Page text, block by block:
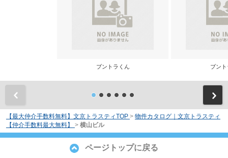
ブントラくん ブン
【最大仲介手数料無料】文京トラスティTOP > 物件カタログ｜文京トラスティ
【仲介手数料最大無料】
> 横山ビル
ページトップに戻る